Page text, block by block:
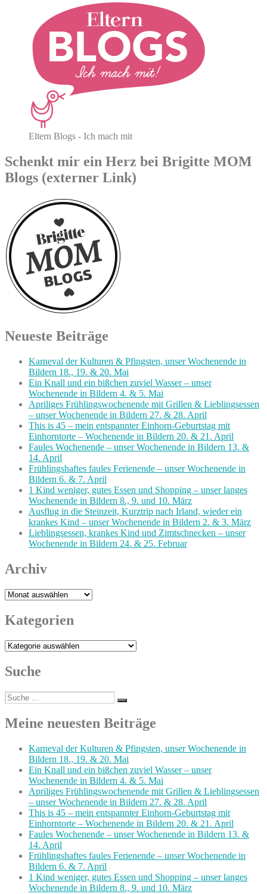
Eltern Blogs - Ich mach mit
Schenkt mir ein Herz bei Brigitte MOM
Blogs (externer Link)
Neueste Beiträge
Karneval der Kulturen & Pfingsten, unser Wochenende in
Bildern 18., 19. & 20. Mai
Ein Knall und ein bißchen zuviel Wasser – unser
Wochenende in Bildern 4. & 5. Mai
Apriliges Frühlingswochenende mit Grillen & Lieblingsessen
– unser Wochenende in Bildern 27. & 28. April
This is 45 – mein entspannter Einhorn-Geburtstag mit
Einhorntorte – Wochenende in Bildern 20. & 21. April
Faules Wochenende – unser Wochenende in Bildern 13. &
14. April
Frühlingshaftes faules Ferienende – unser Wochenende in
Bildern 6. & 7. April
1 Kind weniger, gutes Essen und Shopping – unser langes
Wochenende in Bildern 8., 9. und 10. März
Ausflug in die Steinzeit, Kurztrip nach Irland, wieder ein
krankes Kind – unser Wochenende in Bildern 2. & 3. März
Lieblingsessen, krankes Kind und Zimtschnecken – unser
Wochenende in Bildern 24. & 25. Februar
Archiv
Archiv
Kategorien
Kategorien
Suche
Suche
nach:
Suchen
Meine neuesten Beiträge
Karneval der Kulturen & Pfingsten, unser Wochenende in
Bildern 18., 19. & 20. Mai
Ein Knall und ein bißchen zuviel Wasser – unser
Wochenende in Bildern 4. & 5. Mai
Apriliges Frühlingswochenende mit Grillen & Lieblingsessen
– unser Wochenende in Bildern 27. & 28. April
This is 45 – mein entspannter Einhorn-Geburtstag mit
Einhorntorte – Wochenende in Bildern 20. & 21. April
Faules Wochenende – unser Wochenende in Bildern 13. &
14. April
Frühlingshaftes faules Ferienende – unser Wochenende in
Bildern 6. & 7. April
1 Kind weniger, gutes Essen und Shopping – unser langes
Wochenende in Bildern 8., 9. und 10. März